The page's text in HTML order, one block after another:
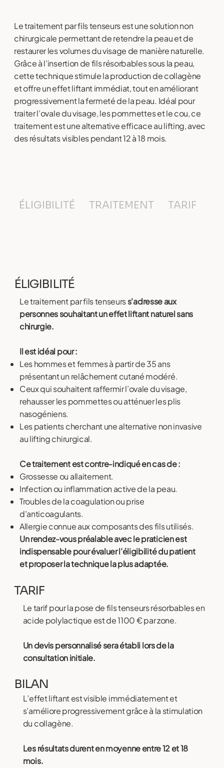
Le traitement par fils tenseurs est une solution non
chirurgicale permettant de retendre la peau et de
restaurer les volumes du visage de manière naturelle.
Grâce à l’insertion de fils résorbables sous la peau,
cette technique stimule la production de collagène
et offre un effet liftant immédiat, tout en améliorant
progressivement la fermeté de la peau. Idéal pour
traiter l’ovale du visage, les pommettes et le cou, ce
traitement est une alternative efficace au lifting, avec
des résultats visibles pendant 12 à 18 mois.
BILAN
L’effet liftant est visible immédiatement et
s’améliore progressivement grâce à la stimulation
du collagène.
Les résultats durent en moyenne entre 12 et 18
mois.
TARIF
Le tarifpour la pose de fils tenseurs résorbables en
acide polylactique est de 1100 € par zone.
Un devis personnalisé sera établi lors de la
consultation initiale.
ÉLIGIBILITÉ
Le traitement par fils tenseurss'adresse aux
personnes souhaitant un effet liftant naturel sans
chirurgie.
Il est idéal pour :
Les hommes et femmes à partir de 35 ans
présentant un relâchement cutané modéré.
Ceux qui souhaitent raffermir l’ovale du visage,
rehausser les pommettes ou atténuer les plis
nasogéniens.
Les patients cherchant une alternative non invasive
au lifting chirurgical.
Ce traitement est contre-indiqué en cas de :
Grossesse ou allaitement.
Infection ou inflammation active de la peau.
Troubles de la coagulation ou prise
d’anticoagulants.
Allergie connue aux composants des fils utilisés.
Un rendez-vous préalable avec le praticien est
indispensable pour évaluer l’éligibilité du patient
et proposer la technique la plus adaptée.
ÉLIGIBILITÉ TRAITEMENT TARIF